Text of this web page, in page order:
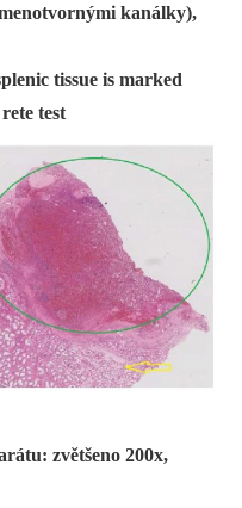
kanálky),
tissue is marked
test
zvětšeno 200x,